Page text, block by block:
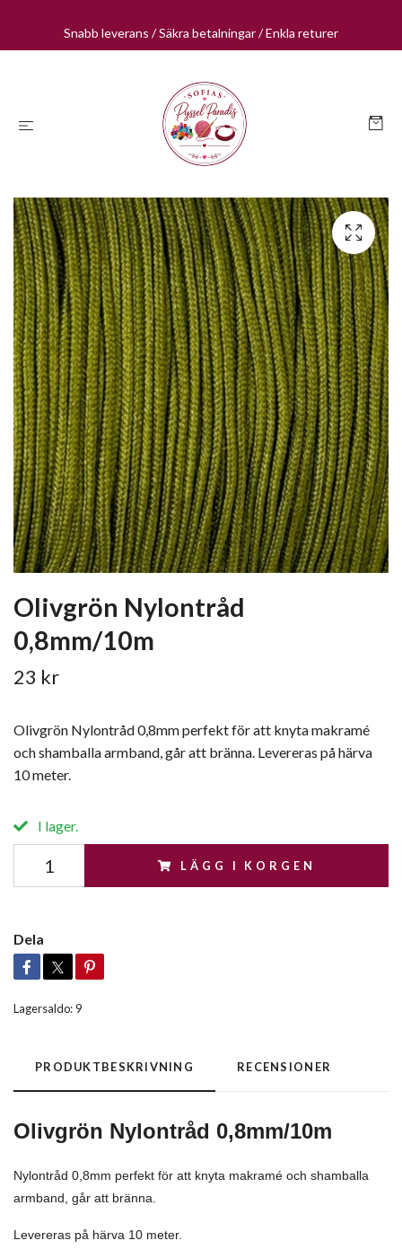
Snabb leverans / Säkra betalningar / Enkla returer
Olivgrön Nylontråd
0,8mm/10m
23 kr
Olivgrön Nylontråd 0,8mm perfekt för att knyta makramé
och shamballa armband, går att bränna. Levereras på härva
10 meter.
I lager.
LÄGG I KORGEN
Dela
Lagersaldo:9
PRODUKTBESKRIVNING RECENSIONER
Olivgrön Nylontråd 0,8mm/10m
Nylontråd 0,8mm perfekt för att knyta makramé och shamballa
armband, går att bränna.
Levereras på härva 10 meter.